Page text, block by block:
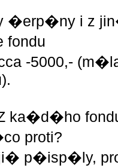
�erp�ny i z
fondu
-5000,-
proti?
ji� p�isp�ly,